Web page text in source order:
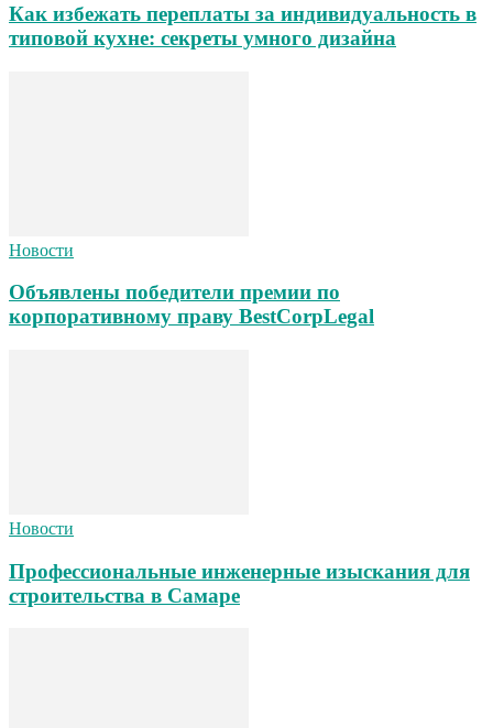
Как избежать переплаты за индивидуальность в
типовой кухне: секреты умного дизайна
Новости
Объявлены победители премии по
корпоративному праву BestCorpLegal
Новости
Профессиональные инженерные изыскания для
строительства в Самаре